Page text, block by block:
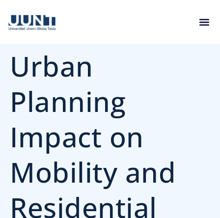
Urban
Planning
Impact on
Mobility and
Residential